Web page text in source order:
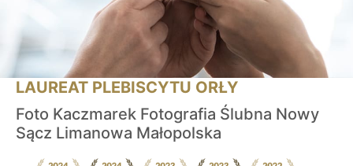
LAUREAT PLEBISCYTU ORŁY
Foto Kaczmarek Fotografia Ślubna Nowy
Sącz Limanowa Małopolska